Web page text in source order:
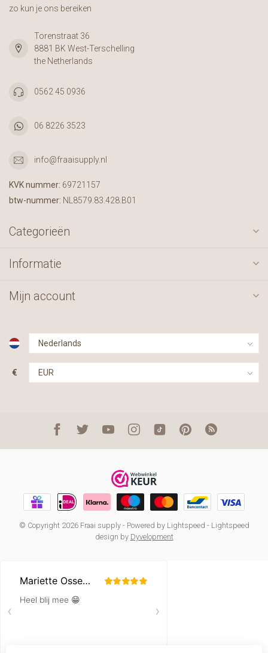
zo kun je ons bereiken
Torenstraat 36
8881 BK West-Terschelling
the Netherlands
0562 45 0936
06 8226 3523
info@fraaisupply.nl
KVK nummer: 69721157
btw-nummer: NL8579.83.428.B01
Categorieën
Informatie
Mijn account
€
© Copyright 2026 Fraai supply- Powered by Lightspeed - Lightspeed
design by Dyvelopment